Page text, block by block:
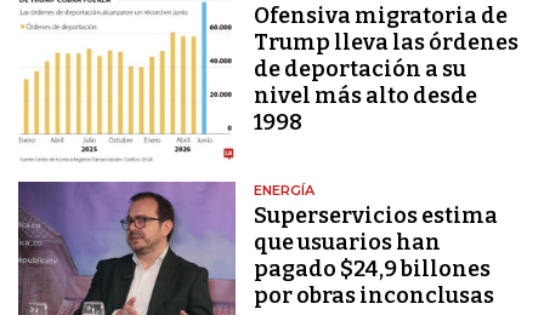
Ofensiva migratoria de
Trump lleva las órdenes
de deportación a su
nivel más alto desde
1998
ENERGÍA
Superservicios estima
que usuarios han
pagado $24,9 billones
por obras inconclusas